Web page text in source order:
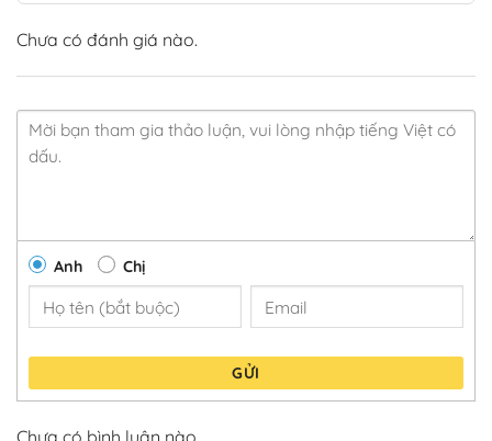
Chưa có đánh giá nào.
Anh Chị
GỬI
Chưa có bình luận nào